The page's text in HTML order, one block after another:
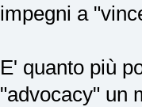
impegni a
E' quanto più
"advocacy" un